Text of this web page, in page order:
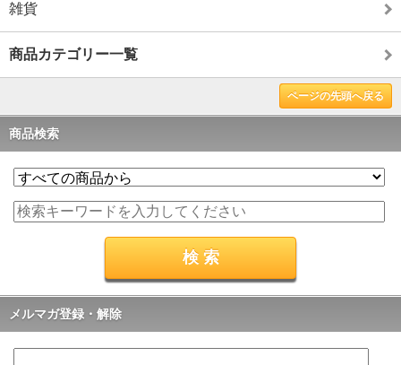
雑貨
商品カテゴリー一覧
ページの先頭へ戻る
商品検索
メルマガ登録・解除